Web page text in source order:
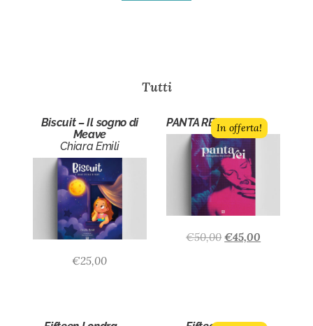
Tutti
Biscuit – Il sogno di
Meave
Chiara Emili
€25,00
PANTA REI n.1In offerta!
€50,00 €45,00